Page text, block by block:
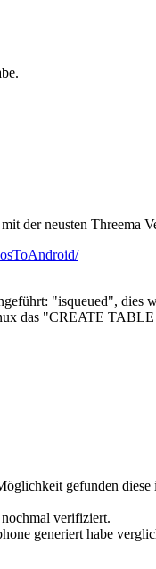
der neusten Threema
"isqueued", dies
das "CREATE
gefunden
verifiziert.
generiert habe